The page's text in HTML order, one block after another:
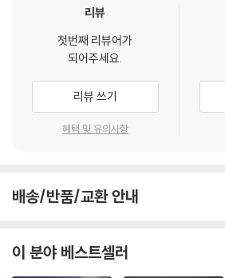
리뷰
첫번째 리뷰어가
되어주세요.
리뷰 쓰기
혜택 및 유의사항
배송/반품/교환 안내
이 분야 베스트셀러